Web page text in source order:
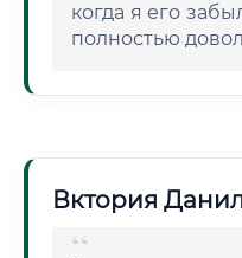
когда я его
полностью
Вктория